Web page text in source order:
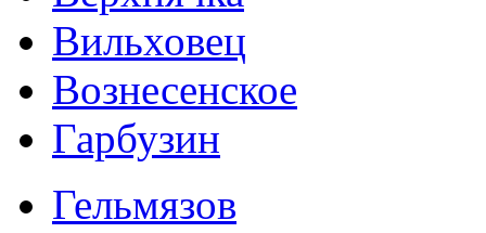
Вильховец
Вознесенское
Гарбузин
Гельмязов